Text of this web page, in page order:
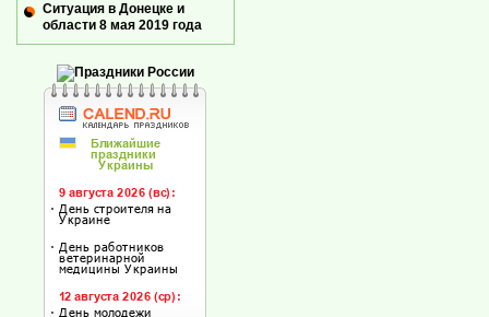
Ситуация в Донецке и
области 8 мая 2019 года